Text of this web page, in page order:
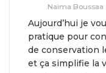
Naima Boussaa
Aujourd’hui je
pratique pour
de conservation
et ça simplifie la